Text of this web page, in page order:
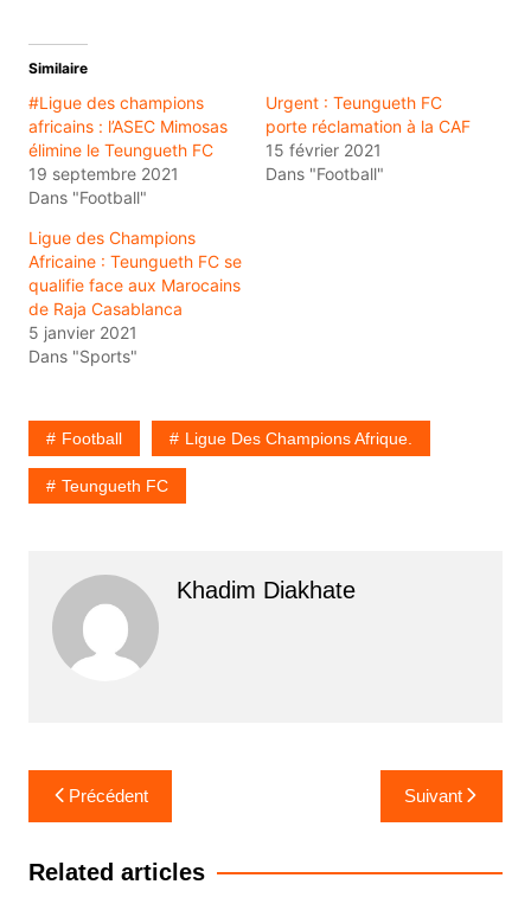
Similaire
#Ligue des champions
africains : l’ASEC Mimosas
élimine le Teungueth FC
19 septembre 2021
Dans "Football"
Urgent : Teungueth FC
porte réclamation à la CAF
15 février 2021
Dans "Football"
Ligue des Champions
Africaine : Teungueth FC se
qualifie face aux Marocains
de Raja Casablanca
5 janvier 2021
Dans "Sports"
Football Ligue Des Champions Afrique.
Teungueth FC
Khadim Diakhate
Navigation
de
l’article
Précédent Suivant
Related articles